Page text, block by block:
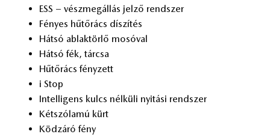
ESS – vész­meg­ál­lás jel­ző rend­szer
Fé­nyes hű­tő­rács dí­szí­tés
Hát­só ab­lak­tör­lő mo­só­val
Hát­só fék, tár­csa
Hű­tő­rács fény­zett
i Stop
In­tel­li­gens kulcs nél­kü­li nyi­tá­si rend­szer
Két­szó­la­mú kürt
Köd­zá­ró fény